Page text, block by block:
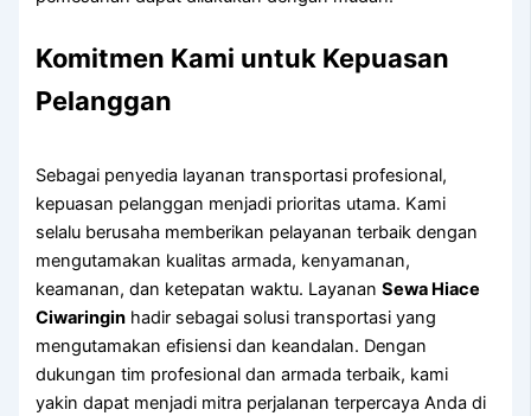
Komitmen Kami untuk Kepuasan
Pelanggan
Sebagai penyedia layanan transportasi profesional,
kepuasan pelanggan menjadi prioritas utama. Kami
selalu berusaha memberikan pelayanan terbaik dengan
mengutamakan kualitas armada, kenyamanan,
keamanan, dan ketepatan waktu. LayananSewa Hiace
Ciwaringin hadir sebagai solusi transportasi yang
mengutamakan efisiensi dan keandalan. Dengan
dukungan tim profesional dan armada terbaik, kami
yakin dapat menjadi mitra perjalanan terpercaya Anda di